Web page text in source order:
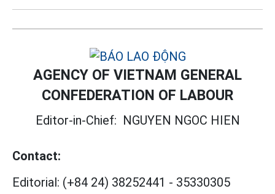
AGENCY OF VIETNAM GENERAL
CONFEDERATION OF LABOUR
Editor-in-Chief: NGUYEN NGOC HIEN
Contact:
Editorial: (+84 24) 38252441 - 35330305